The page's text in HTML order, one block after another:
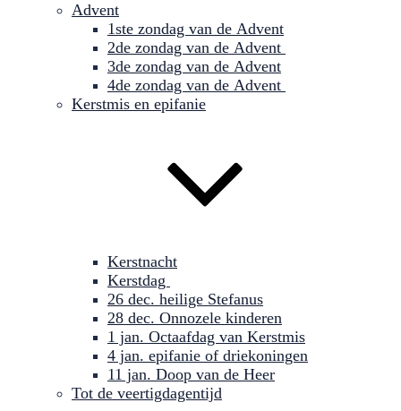
Advent
1ste zondag van de Advent
2de zondag van de Advent
3de zondag van de Advent
4de zondag van de Advent
Kerstmis en epifanie
Kerstnacht
Kerstdag
26 dec. heilige Stefanus
28 dec. Onnozele kinderen
1 jan. Octaafdag van Kerstmis
4 jan. epifanie of driekoningen
11 jan. Doop van de Heer
Tot de veertigdagentijd